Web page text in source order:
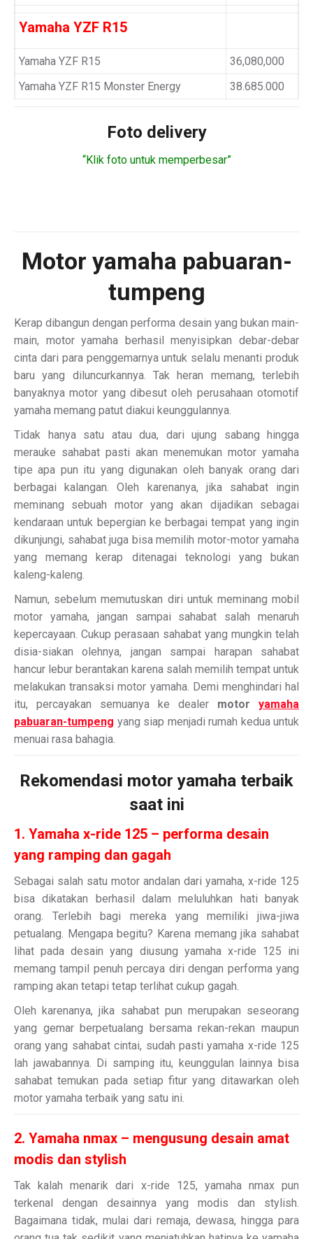
Yamaha YZF R15
Yamaha YZF R15
36,080,000
Yamaha YZF R15 Monster Energy
38.685.000
Foto delivery
“Klik foto untuk memperbesar”
Motor yamaha pabuaran-
tumpeng
Kerap dibangun dengan performa desain yang bukan main-
main, motor yamaha berhasil menyisipkan debar-debar
cinta dari para penggemarnya untuk selalu menanti produk
baru yang diluncurkannya. Tak heran memang, terlebih
banyaknya motor yang dibesut oleh perusahaan otomotif
yamaha memang patut diakui keunggulannya.
Tidak hanya satu atau dua, dari ujung sabang hingga
merauke sahabat pasti akan menemukan motor yamaha
tipe apa pun itu yang digunakan oleh banyak orang dari
berbagai kalangan. Oleh karenanya, jika sahabat ingin
meminang sebuah motor yang akan dijadikan sebagai
kendaraan untuk bepergian ke berbagai tempat yang ingin
dikunjungi, sahabat juga bisa memilih motor-motor yamaha
yang memang kerap ditenagai teknologi yang bukan
kaleng-kaleng.
Namun, sebelum memutuskan diri untuk meminang mobil
motor yamaha, jangan sampai sahabat salah menaruh
kepercayaan. Cukup perasaan sahabat yang mungkin telah
disia-siakan olehnya, jangan sampai harapan sahabat
hancur lebur berantakan karena salah memilih tempat untuk
melakukan transaksi motor yamaha. Demi menghindari hal
itu, percayakan semuanya ke dealer motor yamaha
pabuaran-tumpeng yang siap menjadi rumah kedua untuk
menuai rasa bahagia.
Rekomendasi motor yamaha terbaik
saat ini
1. Yamaha x-ride 125 – performa desain
yang ramping dan gagah
Sebagai salah satu motor andalan dari yamaha, x-ride 125
bisa dikatakan berhasil dalam meluluhkan hati banyak
orang. Terlebih bagi mereka yang memiliki jiwa-jiwa
petualang. Mengapa begitu? Karena memang jika sahabat
lihat pada desain yang diusung yamaha x-ride 125 ini
memang tampil penuh percaya diri dengan performa yang
ramping akan tetapi tetap terlihat cukup gagah.
Oleh karenanya, jika sahabat pun merupakan seseorang
yang gemar berpetualang bersama rekan-rekan maupun
orang yang sahabat cintai, sudah pasti yamaha x-ride 125
lah jawabannya. Di samping itu, keunggulan lainnya bisa
sahabat temukan pada setiap fitur yang ditawarkan oleh
motor yamaha terbaik yang satu ini.
2. Yamaha nmax – mengusung desain amat
modis dan stylish
Tak kalah menarik dari x-ride 125, yamaha nmax pun
terkenal dengan desainnya yang modis dan stylish.
Bagaimana tidak, mulai dari remaja, dewasa, hingga para